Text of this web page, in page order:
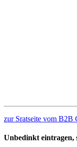
zur Sratseite vom B2B
Unbedinkt eintragen,